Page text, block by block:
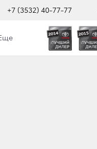
+7 (3532) 40-77-77